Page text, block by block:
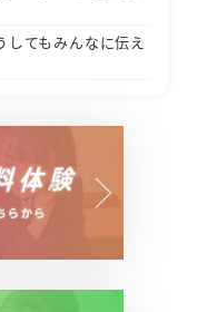
してもみんなに伝え